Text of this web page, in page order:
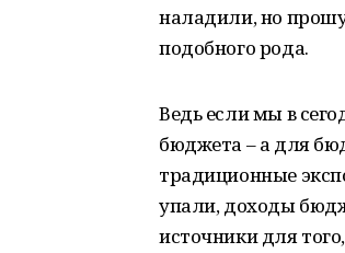
наладили, но прошу
подобного рода.
Ведь если мы в
бюджета – а для
традиционные
упали, доходы
источники для